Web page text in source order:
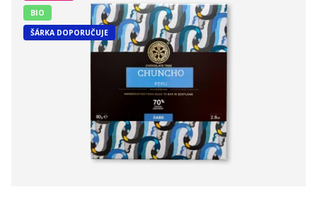
BIO
ŠÁRKA DOPORUČUJE